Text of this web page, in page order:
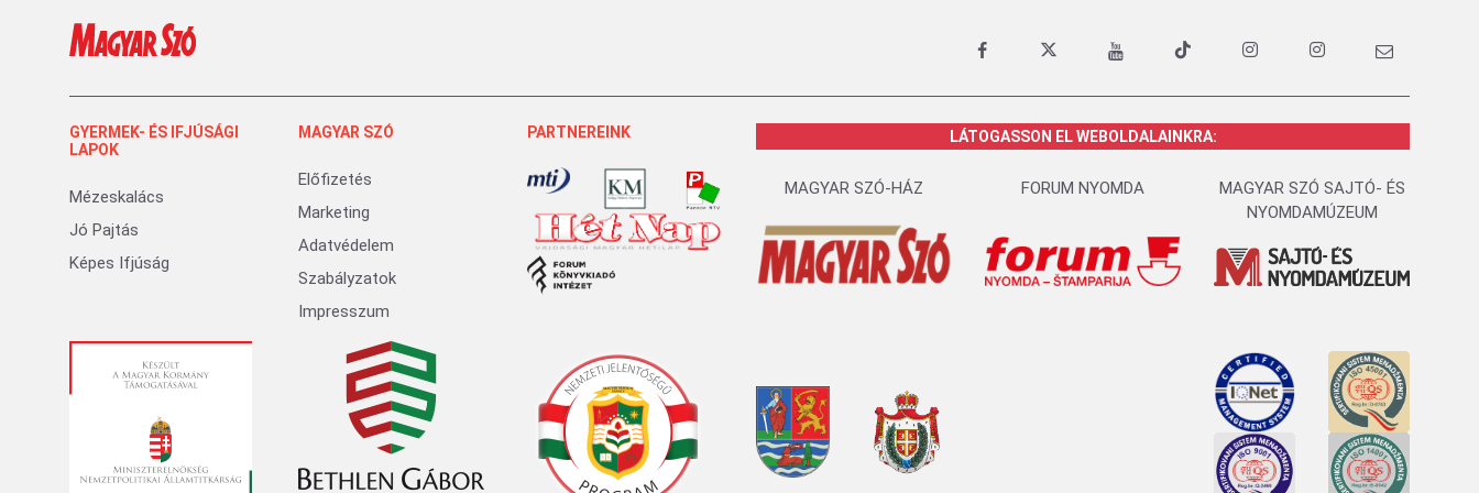
GYERMEK- ÉS IFJÚSÁGI
LAPOK
Mézeskalács
Jó Pajtás
Képes Ifjúság
MAGYAR SZÓ
Előfizetés
Marketing
Adatvédelem
Szabályzatok
Impresszum
PARTNEREINK LÁTOGASSON EL WEBOLDALAINKRA:
MAGYAR SZÓ-HÁZ FORUM NYOMDA
MAGYAR SZÓ SAJTÓ- ÉS
NYOMDAMÚZEUM